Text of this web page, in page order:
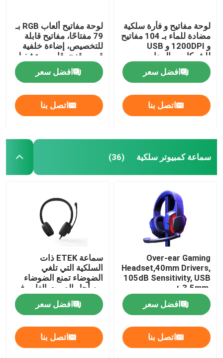
لوحة مفاتيح و فأرة سلكية
مضادة للماء بـ 104 مفاتيح
و 1200DPI و USB
للشركات و المدارس
افضل سعر
اتصل بنا
لوحة مفاتيح ألعاب RGB بـ
79 مفتاحًا، مفاتيح قابلة
للتخصيص، إضاءة خلفية
قوس قزح، قابس وتشغيل
USB
افضل سعر
اتصل بنا
سماعة كمبيوتر سلكية (36)
Over-ear Gaming
Headset,40mm Drivers,
105dB Sensitivity, USB
+ 3.5mm,
Omnidirectional Mic,
1.8M Cable, 20-20KHz
Frequency
افضل سعر
اتصل بنا
سماعة ETEK ذات
السلكية التي تلغي
الضوضاء تمنع الضوضاء
من أجل الصوت الغامر في
الاجتماعات العمل أو
اللعب
افضل سعر
اتصل بنا